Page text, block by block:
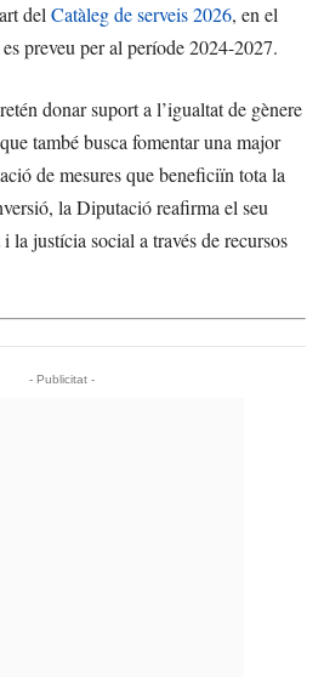
del Catàleg de serveis 2026, en el
preveu per al període 2024-2027.
donar suport a l’igualtat de gènere
també busca fomentar una major
de mesures que beneficiïn tota la
la Diputació reafirma el seu
la justícia social a través de recursos
- Publicitat -